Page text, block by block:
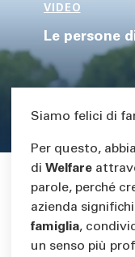
VIDEO
Le persone
Body
Siamo felici di
Per questo,
di Welfare
parole, perché
azienda
famiglia,
un senso più